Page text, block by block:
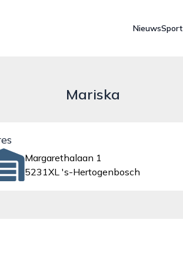
NieuwsSport
Mariska
Margarethalaan 1
5231XL 's-Hertogenbosch